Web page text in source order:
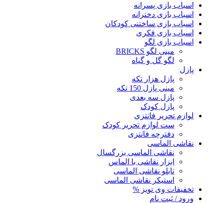
اسباب بازی پسرانه
اسباب بازی دخترانه
اسباب بازی ساختنی کودکان
اسباب بازی فکری
اسباب بازی لگو
مینی لگو BRICKS
لگو گل و گیاه
پازل
پازل هزار تکه
مینی پازل 150 تکه
پازل سه بعدی
پازل کودک
لوازم تحریر فانتزی
ست لوازم تحریر کودک
دفترچه فانتزی
نقاشی الماسی
نقاشی الماسی بزرگسال
ابزار نقاشی با الماس
تابلو نقاشی الماسی
استیکر نقاشی الماسی
تخفیفات وی تویز %
ورود / ثبت نام